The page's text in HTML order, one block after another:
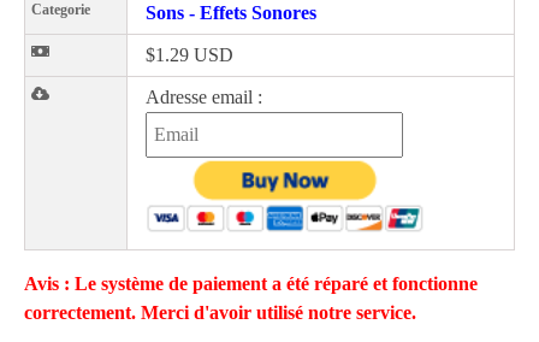
Categorie Sons - Effets Sonores
$1.29 USD
Adresse email :
Avis : Le système de paiement a été réparé et fonctionne
correctement. Merci d'avoir utilisé notre service.